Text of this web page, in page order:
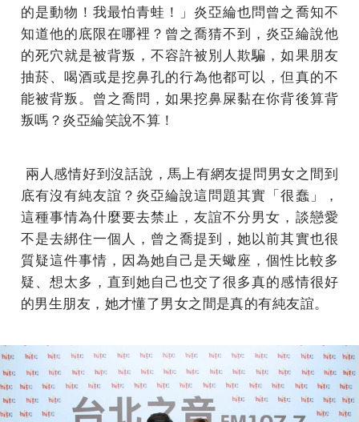
的是動物！我最怕青蛙！」炎亞綸也問曾之喬知不
知道他的底限在哪裡？曾之喬猜不到，炎亞綸說他
的死穴就是被背叛，不容許被別人欺騙，如果朋友
抽菸、喝酒或是挖鼻孔的行為他都可以，但真的不
能被背叛。曾之喬問，如果挖鼻屎黏在你背後算背
叛嗎？炎亞綸笑說不算！
兩人感情好到沒話說，馬上有網友提問男女之間到
底有沒有純友誼？炎亞綸說這問題其實「很蠢」，
這種事情為什麼要去禁止，友誼不分男女，談戀愛
不是去綁住一個人，曾之喬提到，她以前其實也很
質疑這件事情，因為她自己是天蠍座，個性比較多
疑、想太多，直到她自己也交了很多真的感情很好
的男生朋友，她才懂了男女之間是真的有純友誼。